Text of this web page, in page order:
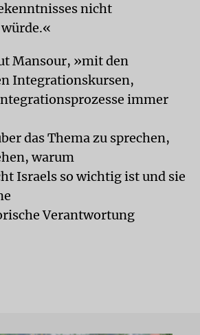
nicht
Mansour, »mit den
Integrationskursen,
immer
das Thema zu sprechen,
warum
Israels so wichtig ist und sie
Verantwortung